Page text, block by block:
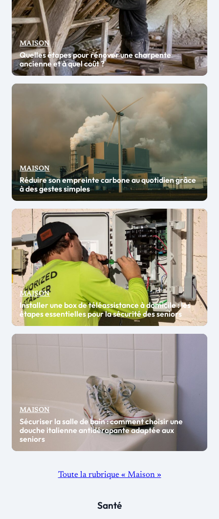
MAISON
Quelles étapes pour rénover une charpente
ancienne et à quel coût ?
MAISON
Réduire son empreinte carbone au quotidien grâce
à des gestes simples
MAISON
Installer une box de téléassistance à domicile : les
étapes essentielles pour la sécurité des seniors
MAISON
Sécuriser la salle de bain : comment choisir une
douche italienne antidérapante adaptée aux
seniors
Toute la rubrique « Maison »
Santé